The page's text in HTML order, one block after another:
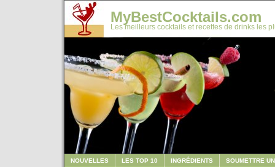
MyBestCocktails.com
Les meilleurs cocktails et recettes de drinks les
NOUVELLES LES TOP 10 INGRÉDIENTS SOUMETTRE